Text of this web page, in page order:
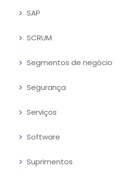
SAP
SCRUM
Segmentos de negócio
Segurança
Serviços
Software
Suprimentos